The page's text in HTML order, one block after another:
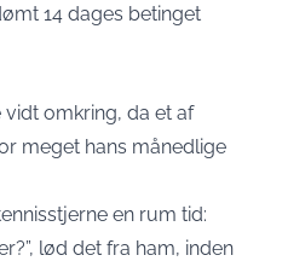
14 dages betinget
omkring, da et af
meget hans månedlige
en rum tid:
lød det fra ham, inden